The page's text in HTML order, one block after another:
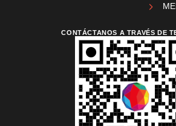
CONTÁCTANOS A TRAVÉS DE